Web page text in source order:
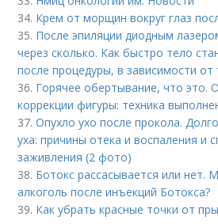
34. Крем от морщин вокруг глаз
35. После эпиляции диодным
через сколько. Как быстро тело
после процедуры, в зависимости от
36. Горячее обертывание, что это.
коррекции фигуры: техника
37.Опухло ухо после прокола.
уха: причины отека и воспаления и
заживления (2 фото)
38. Ботокс рассасывается или нет.
алкоголь после инъекций Ботокса?
39. Как убрать красные точки от